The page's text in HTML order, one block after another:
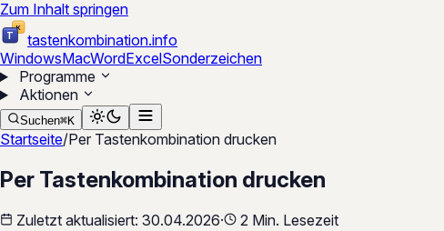
K
T
Zum Inhalt springen
tastenkombination.info
WindowsMacWordExcelSonderzeichen
Programme
Aktionen
Suchen⌘K
Startseite/Per Tastenkombination drucken
Per Tastenkombination drucken
Zuletzt aktualisiert: 30.04.2026·
2 Min. Lesezeit